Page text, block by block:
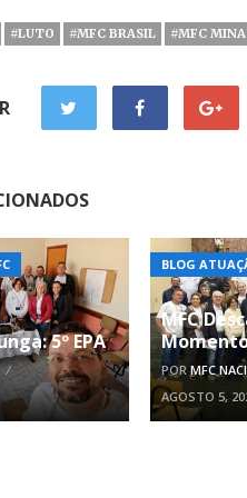
#LUTO #MFC BRASIL #MFC
5º EPA
BLOG
MFC
PORMFC
AGOSTO 5,